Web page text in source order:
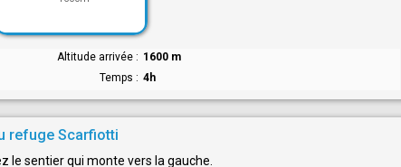
Altitude arrivée
1600 m
Temps 4h
refuge Scarfiotti
le sentier qui monte vers la gauche.